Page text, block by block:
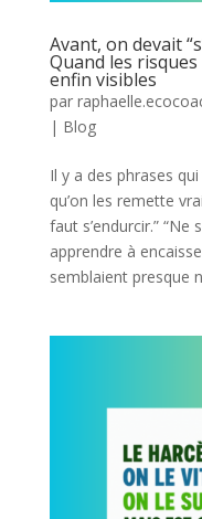
Avant, on devait
Quand les
enfin visibles
par
| Blog
Il y a des phrases
qu’on les remette
faut s’endurcir.” “Ne
apprendre à
semblaient presque